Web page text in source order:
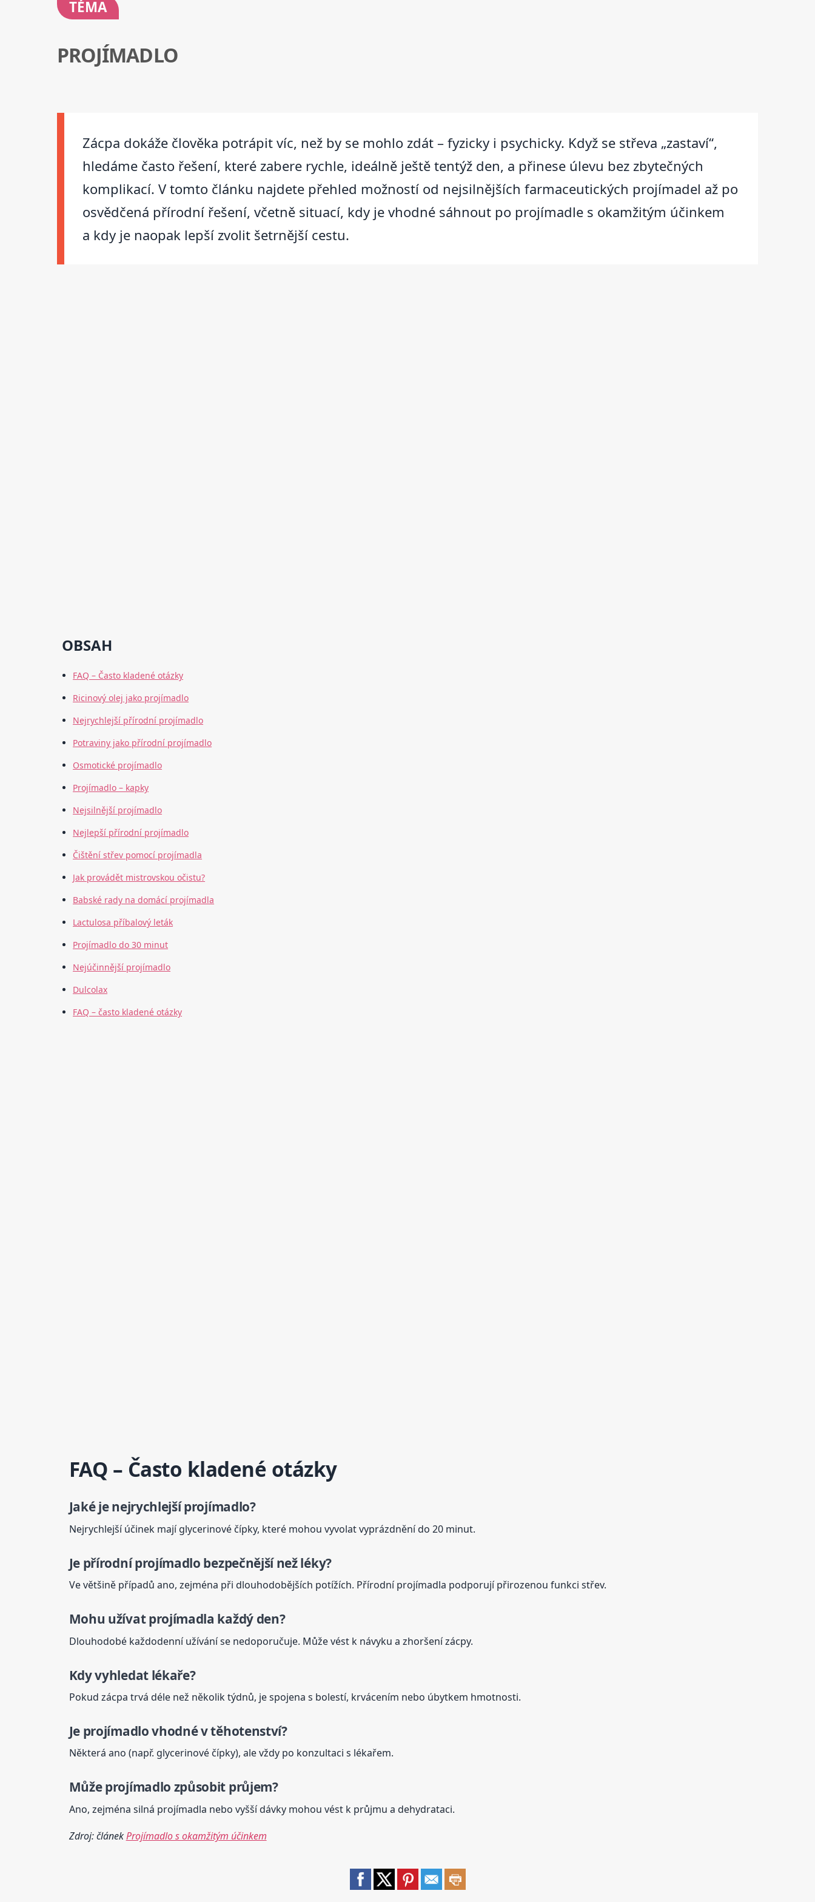
TÉMA
PROJÍMADLO
Zácpa dokáže člověka potrápit víc, než by se mohlo zdát – fyzicky i psychicky. Když se střeva „zastaví“,
hledáme často řešení, které zabere rychle, ideálně ještě tentýž den, a přinese úlevu bez zbytečných
komplikací. V tomto článku najdete přehled možností od nejsilnějších farmaceutických projímadel až po
osvědčená přírodní řešení, včetně situací, kdy je vhodné sáhnout po projímadle s okamžitým účinkem
a kdy je naopak lepší zvolit šetrnější cestu.
OBSAH
FAQ – Často kladené otázky
Ricinový olej jako projímadlo
Nejrychlejší přírodní projímadlo
Potraviny jako přírodní projímadlo
Osmotické projímadlo
Projímadlo – kapky
Nejsilnější projímadlo
Nejlepší přírodní projímadlo
Čištění střev pomocí projímadla
Jak provádět mistrovskou očistu?
Babské rady na domácí projímadla
Lactulosa příbalový leták
Projímadlo do 30 minut
Nejúčinnější projímadlo
Dulcolax
FAQ – často kladené otázky
FAQ – Často kladené otázky
Jaké je nejrychlejšíprojímadlo?
Nejrychlejší účinek mají glycerinové čípky, které mohou vyvolat vyprázdnění do 20 minut.
Je přírodníprojímadlo bezpečnější než léky?
Ve většině případů ano, zejména při dlouhodobějších potížích. Přírodní projímadla podporují přirozenou funkci střev.
Mohu užívat projímadla každý den?
Dlouhodobé každodenní užívání se nedoporučuje. Může vést k návyku a zhoršení zácpy.
Kdy vyhledat lékaře?
Pokud zácpa trvá déle než několik týdnů, je spojena s bolestí, krvácením nebo úbytkem hmotnosti.
Je projímadlovhodné v těhotenství?
Některá ano (např. glycerinové čípky), ale vždy po konzultaci s lékařem.
Můžeprojímadlo způsobit průjem?
Ano, zejména silná projímadla nebo vyšší dávky mohou vést k průjmu a dehydrataci.
Zdroj: článekProjímadlo s okamžitým účinkem